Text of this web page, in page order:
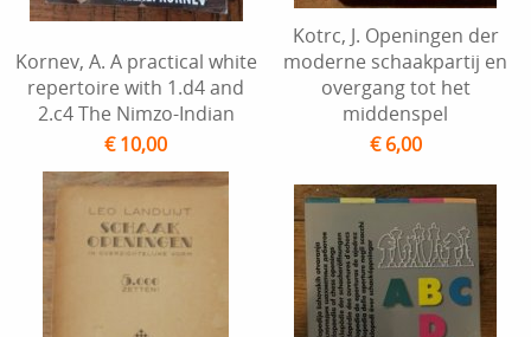
Kornev, A. A practical white
repertoire with 1.d4 and
2.c4 The Nimzo-Indian
€ 10,00
Kotrc, J. Openingen der
moderne schaakpartij en
overgang tot het
middenspel
€ 6,00